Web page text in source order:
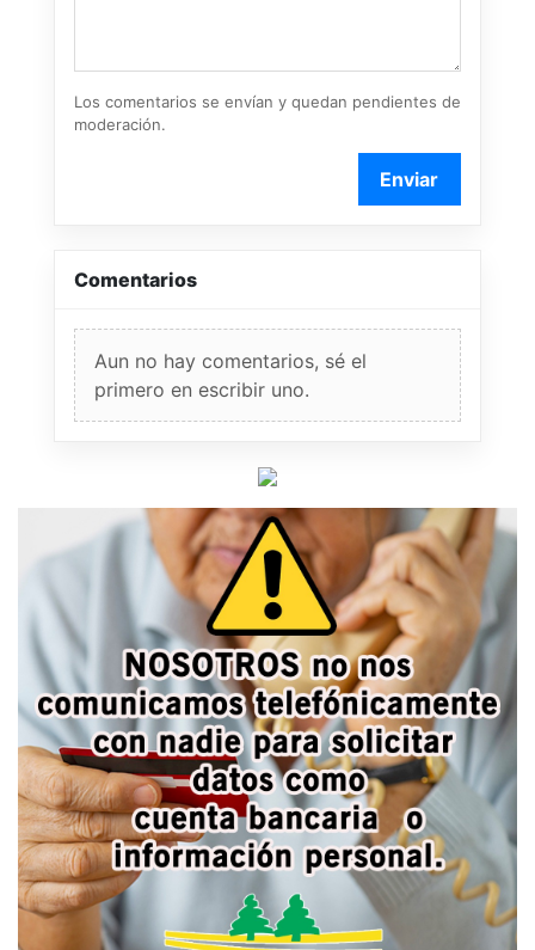
Los comentarios se envían y quedan pendientes de
moderación.
Enviar
Comentarios
Aun no hay comentarios, sé el
primero en escribir uno.